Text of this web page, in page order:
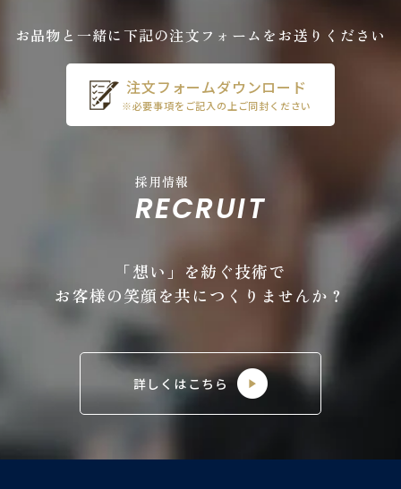
お品物と一緒に下記の注文フォームをお送りください
注文フォームダウンロード
※必要事項をご記入の上ご同封ください
採用情報
RECRUIT
「想い」を紡ぐ技術で
お客様の笑顔を共につくりませんか？
詳しくはこちら